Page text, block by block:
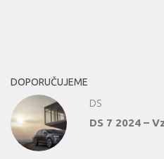
DOPORUČUJEME
DS
DS 7 2024 –